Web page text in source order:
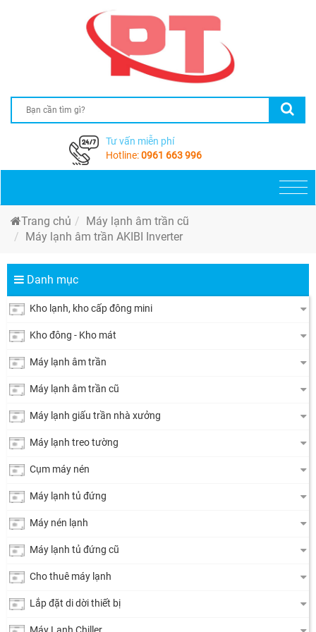
Tư vấn miễn phí
Hotline:0961 663 996
Trang chủ
Máy lạnh âm trần cũ
Máy lạnh âm trần AKIBI Inverter
Danh mục
Kho lạnh, kho cấp đông mini
Kho đông - Kho mát
Máy lạnh âm trần
Máy lạnh âm trần cũ
Máy lạnh giấu trần nhà xưởng
Máy lạnh treo tường
Cụm máy nén
Máy lạnh tủ đứng
Máy nén lạnh
Máy lạnh tủ đứng cũ
Cho thuê máy lạnh
Lắp đặt di dời thiết bị